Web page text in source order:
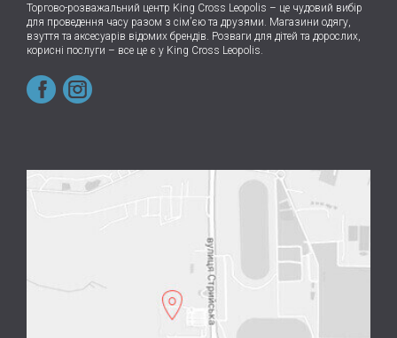
Торгово-розважальний центр King Cross Leopolis – це чудовий вибір
для проведення часу разом з сім’єю та друзями. Магазини одягу,
взуття та аксесуарів відомих брендів. Розваги для дітей та дорослих,
корисні послуги – все це є у King Cross Leopolis.